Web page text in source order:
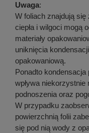
Uwaga:
W foliach znajdują
ciepła i wilgoci mogą
materiały
uniknięcia
opakowaniową.
Ponadto
wpływa
podnoszenia oraz
W przypadku
powierzchnią folii
się pod nią wody z